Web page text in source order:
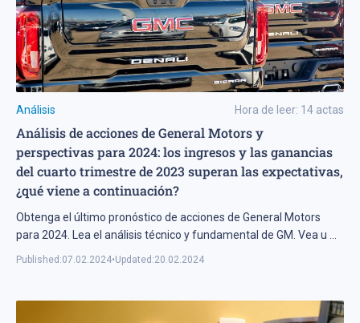
Análisis Hora de leer: 14 actas
Análisis de acciones de General Motors y
perspectivas para 2024: los ingresos y las ganancias
del cuarto trimestre de 2023 superan las expectativas,
¿qué viene a continuación?
Obtenga el último pronóstico de acciones de General Motors
para 2024. Lea el análisis técnico y fundamental de GM. Vea u ...
Published:07.02.2024•Updated:20.02.2024